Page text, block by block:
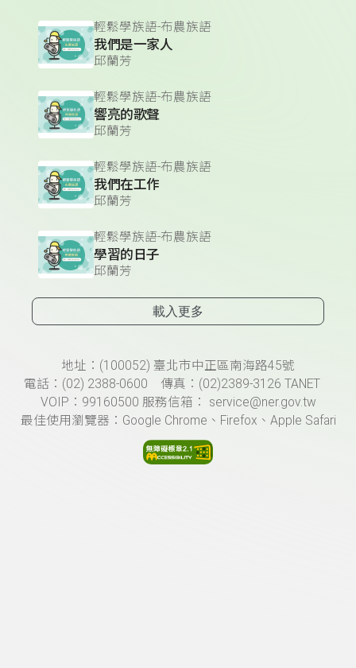
輕鬆學族語-布農族語
我們是一家人
邱蘭芳
輕鬆學族語-布農族語
響亮的歌聲
邱蘭芳
輕鬆學族語-布農族語
我們在工作
邱蘭芳
輕鬆學族語-布農族語
學習的日子
邱蘭芳
載入更多
頁尾資訊地址：(100052) 臺北市中正區南海路45號
電話：(02) 2388-0600 傳真：(02)2389-3126 TANET
VOIP：99160500 服務信箱： service@ner.gov.tw
最佳使用瀏覽器：Google Chrome、Firefox、Apple Safari